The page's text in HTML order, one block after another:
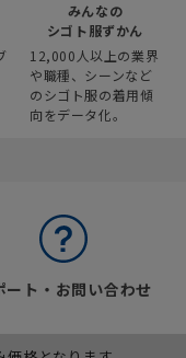
みんなの
シゴト服ずかん
12,000人以上の業界
や職種、シーンなど
のシゴト服の着用傾
向をデータ化。
ート・お問い合わせ